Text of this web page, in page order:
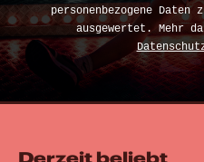
personenbezogene
ausgewertet. Mehr
Derzeit beliebt